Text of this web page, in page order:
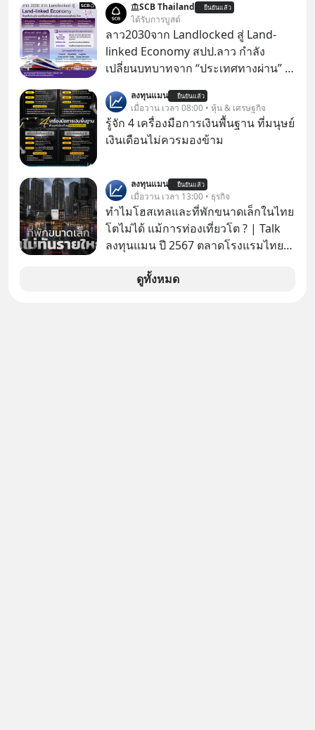
เคยสงสัยไหมว่าทำไมพอได้ของที่อยาก
ได้มาแล้วความสุขนั้นกลับอยู่กับเราได้
ไม่นาน? นี่คือกลไกพื้นฐานของมนุษย์ที่
Arthur Schopenhauer นักปรัชญา
ปีก่อน แล้วเราจะหยุดวงจรความอยาก
ในใจเพื่อความสุขที่ยั่งยืนได้อย่างไร?
ติดตามได้ในพอดแคสต์ 5M EP. นี้
#goodtime #5minutespodcast
SCB Thailand ยืนยันแล้ว
ได้รับการบูสต์
ลาว2030จาก Landlocked สู่ Land-
linked Economy สปป.ลาว กำลัง
เปลี่ยนบทบาทจาก “ประเทศทางผ่าน” สู่
ของอนุภูมิภาคลุ่มแม่น้ำโขง
ลงทุนแมน ยืนยันแล้ว
เมื่อวาน เวลา 08:00 • หุ้น & เศรษฐกิจ
รู้จัก 4 เครื่องมือการเงินพื้นฐาน ที่มนุษย์
เงินเดือนไม่ควรมองข้าม
ลงทุนแมน ยืนยันแล้ว
เมื่อวาน เวลา 13:00 • ธุรกิจ
ทำไมโฮสเทลและที่พักขนาดเล็กในไทย
โตไม่ได้ แม้การท่องเที่ยวโต ? | Talk
ลงทุนแมน ปี 2567 ตลาดโรงแรมไทย
หรือไม่ว่า รายได้กว่า 85% กระจุกอยู่กับ
ดูทั้งหมด